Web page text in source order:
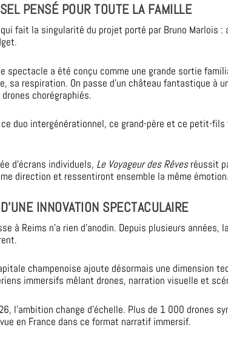
PENSÉ POUR TOUTE LA FAMILLE
qui fait la singularité du projet porté par Bruno
spectacle a été conçu comme une grande sortie
sa respiration. On passe d’un château fantastique à
chorégraphiés.
duo intergénérationnel, ce grand-père et ce petit-
d’écrans individuels, Le Voyageur des Rêvesréussit
direction et ressentiront ensemble la même émotion.
INNOVATION SPECTACULAIRE
à Reims n’a rien d’anodin. Depuis plusieurs
champenoise ajoute désormais une dimension
immersifs mêlant drones, narration visuelle et
l’ambition change d’échelle. Plus de 1 000 drones
en France dans ce format narratif immersif.